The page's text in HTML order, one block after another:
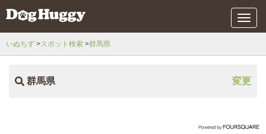
メ
ニ
いぬちず スポット検索 群馬県
群馬県 変更